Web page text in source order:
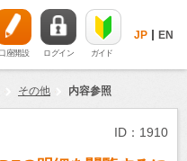
口座開設 ログイン ガイド
JP EN
その他 内容参照
ID：1910